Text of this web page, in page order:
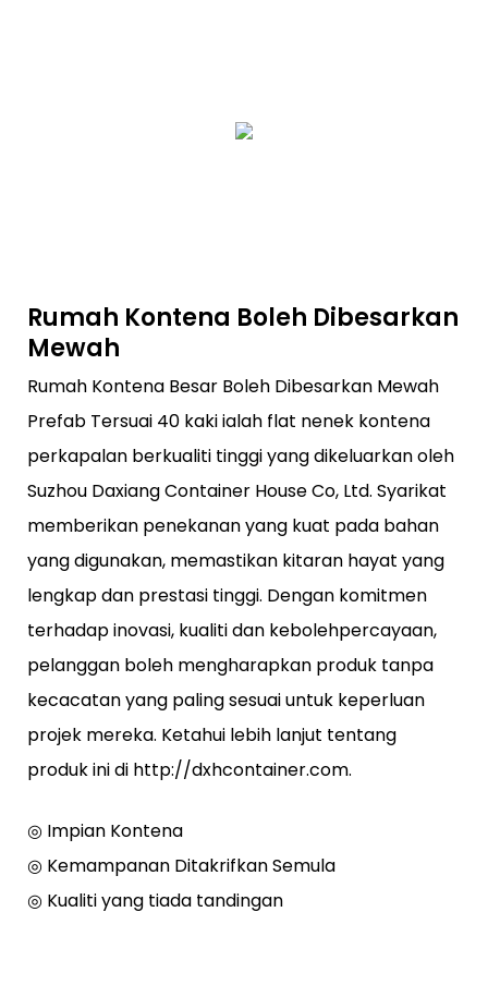
Rumah Kontena Boleh Dibesarkan
Mewah
Rumah Kontena Besar Boleh Dibesarkan Mewah
Prefab Tersuai 40 kaki ialah flat nenek kontena
perkapalan berkualiti tinggi yang dikeluarkan oleh
Suzhou Daxiang Container House Co, Ltd. Syarikat
memberikan penekanan yang kuat pada bahan
yang digunakan, memastikan kitaran hayat yang
lengkap dan prestasi tinggi. Dengan komitmen
terhadap inovasi, kualiti dan kebolehpercayaan,
pelanggan boleh mengharapkan produk tanpa
kecacatan yang paling sesuai untuk keperluan
projek mereka. Ketahui lebih lanjut tentang
produk ini di http://dxhcontainer.com.
◎ Impian Kontena
◎ Kemampanan Ditakrifkan Semula
◎ Kualiti yang tiada tandingan